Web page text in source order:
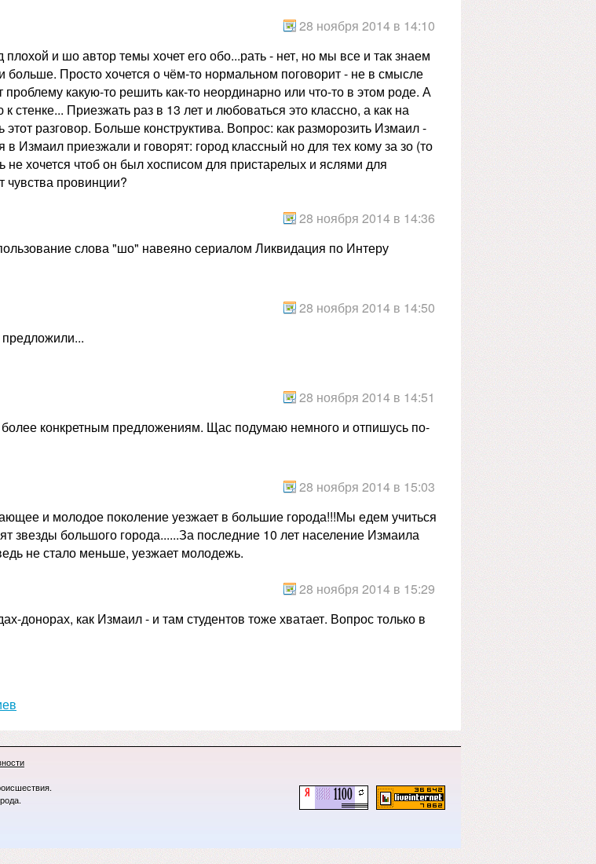
28 ноября 2014 в 14:10
плохой и шо автор темы хочет его обо...рать - нет, но мы все и так знаем
Просто хочется о чём-то нормальном поговорит - не в смысле
какую-то решить как-то неординарно или что-то в этом роде. А
Приезжать раз в 13 лет и любоваться это классно, а как на
этот разговор. Больше конструктива. Вопрос: как разморозить Измаил -
в Измаил приезжали и говорят: город классный но для тех кому за зо (то
не хочется чтоб он был хосписом для пристарелых и яслями для
чувства провинции?
28 ноября 2014 в 14:36
слова "шо" навеяно сериалом Ликвидация по Интеру
28 ноября 2014 в 14:50
28 ноября 2014 в 14:51
конкретным предложениям. Щас подумаю немного и отпишусь по-
28 ноября 2014 в 15:03
и молодое поколение уезжает в большие города!!!Мы едем учиться
звезды большого города......За последние 10 лет население Измаила
не стало меньше, уезжает молодежь.
28 ноября 2014 в 15:29
донорах, как Измаил - и там студентов тоже хватает. Вопрос только в